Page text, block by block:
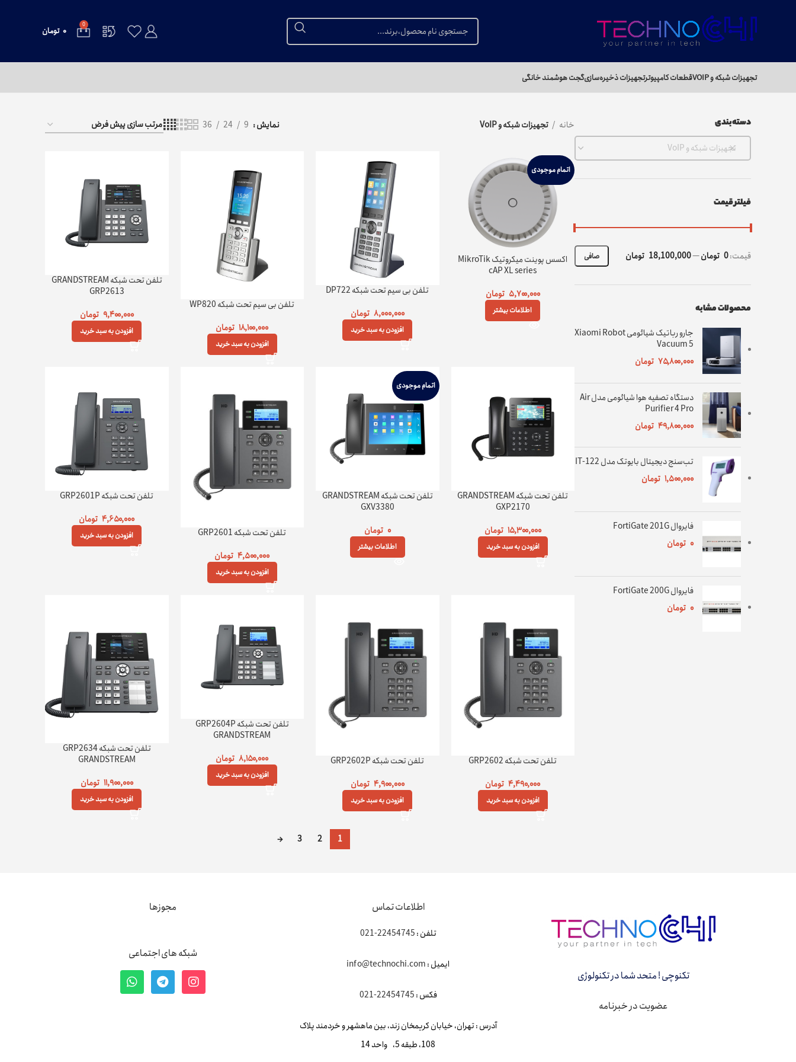
0
۰ تومان
تجهیزات شبکه و VOIP قطعات کامپیوترتجهیزات ذخیره‌سازیگجت هوشمند خانگی
دسته‌بندی
تجهیزات شبکه و VoIP
فیلتر قیمت
صافی قيمت:0 تومان —18,100,000 تومان
محصولات مشابه
جارو رباتیک شیائومی Xiaomi Robot
Vacuum 5
۷۵,۸۰۰,۰۰۰ تومان
دستگاه تصفیه هوا شیائومی مدل Air
Purifier 4 Pro
۴۹,۸۰۰,۰۰۰ تومان
تب‌سنج دیجیتال بایوتک مدل IT-122
۱,۵۰۰,۰۰۰ تومان
فایروال FortiGate 201G
۰ تومان
فایروال FortiGate 200G
۰ تومان
خانه تجهیزات شبکه و VoIP نمایش 9
24
36
اتمام موجودی
اکسس پوینت میکروتیک MikroTik
cAP XL series
۵,۷۰۰,۰۰۰ تومان
اطلاعات بیشتر
تلفن بی سیم تحت شبکه DP722
۸,۰۰۰,۰۰۰ تومان
افزودن به سبد خرید
تلفن بی سیم تحت شبکه WP820
۱۸,۱۰۰,۰۰۰ تومان
افزودن به سبد خرید
تلفن تحت شبکه GRANDSTREAM
GRP2613
۹,۴۰۰,۰۰۰ تومان
افزودن به سبد خرید
تلفن تحت شبکه GRANDSTREAM
GXP2170
۱۵,۳۰۰,۰۰۰ تومان
افزودن به سبد خرید
اتمام موجودی
تلفن تحت شبکه GRANDSTREAM
GXV3380
۰ تومان
اطلاعات بیشتر
تلفن تحت شبکه GRP2601
۴,۵۰۰,۰۰۰ تومان
افزودن به سبد خرید
تلفن تحت شبکه GRP2601P
۴,۶۵۰,۰۰۰ تومان
افزودن به سبد خرید
تلفن تحت شبکه GRP2602
۴,۴۹۰,۰۰۰ تومان
افزودن به سبد خرید
تلفن تحت شبکه GRP2602P
۴,۹۰۰,۰۰۰ تومان
افزودن به سبد خرید
تلفن تحت شبکه GRP2604P
GRANDSTREAM
۸,۱۵۰,۰۰۰ تومان
افزودن به سبد خرید
تلفن تحت شبکه GRP2634
GRANDSTREAM
۱۱,۹۰۰,۰۰۰ تومان
افزودن به سبد خرید
1
2
3
→
تکنوچی ! متحد شما در تکنولوژی
عضویت در خبرنامه
اطلاعات تماس
تلفن :22454745-021
ایمیل :info@technochi.com
فکس :22454745-021
آدرس : تهران، خیابان کریمخان زند، بین ماهشهر و خردمند پلاک
108، طبقه 5، واحد 14
مجوزها
شبکه های اجتماعی